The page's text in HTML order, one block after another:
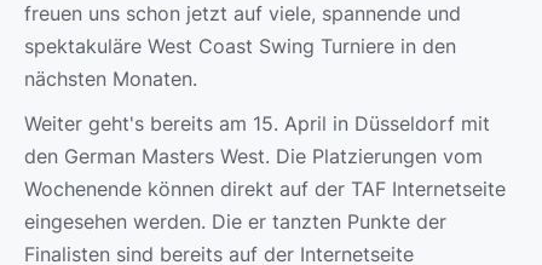
freuen uns schon jetzt auf viele, spannende und
spektakuläre West Coast Swing Turniere in den
nächsten Monaten.
Weiter geht's bereits am 15. April in Düsseldorf mit
den German Masters West. Die Platzierungen vom
Wochenende können direkt auf der TAF Internetseite
eingesehen werden. Die er tanzten Punkte der
Finalisten sind bereits auf der Internetseite